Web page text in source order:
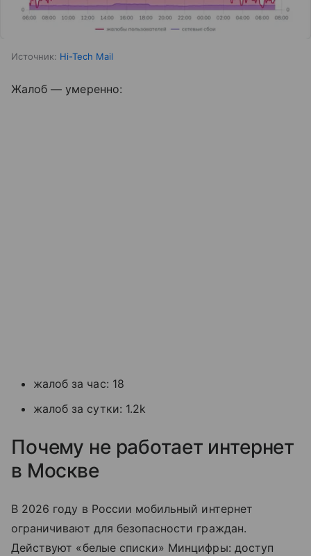
Источник: Hi-Tech Mail
Жалоб — умеренно:
жалоб за час: 18
жалоб за сутки: 1.2k
Почему не работает интернет
в Москве
В 2026 году в России мобильный интернет
ограничивают для безопасности граждан.
Действуют «белые списки» Минцифры: доступ